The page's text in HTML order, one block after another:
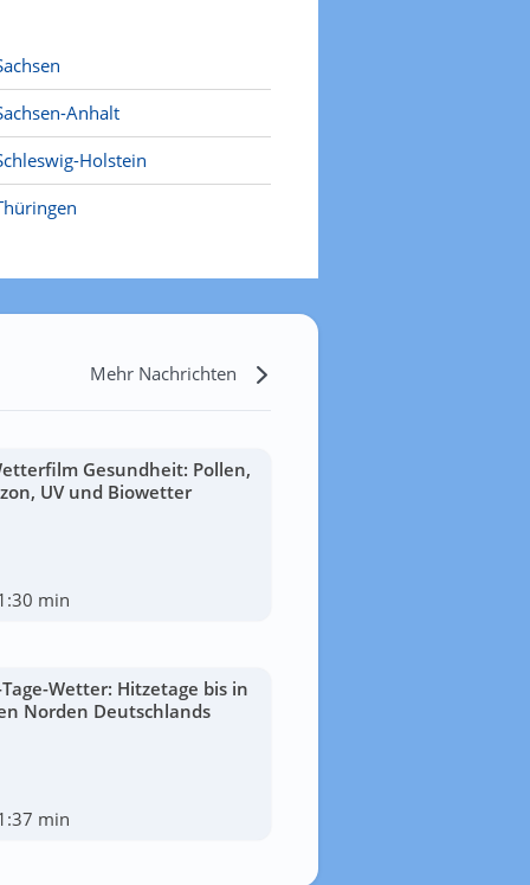
Anhalt
Holstein
Mehr Nachrichten
Gesundheit: Pollen,
UV und Biowetter
min
Wetter: Hitzetage bis in
Norden Deutschlands
min